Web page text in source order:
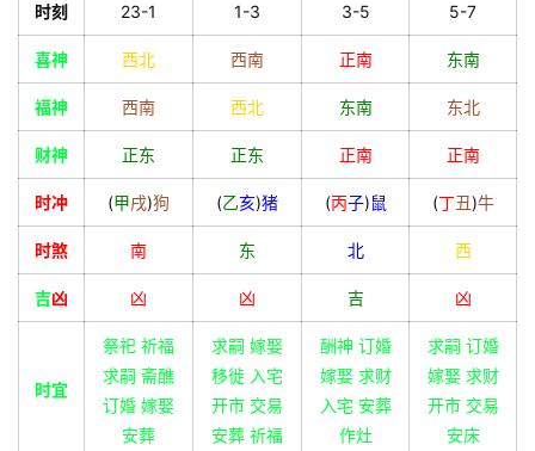
时刻 23-1 1-3 3-5 5-7
喜神 西北 西南 正南 东南
福神 西南 西北 东南 东北
财神 正东 正东 正南 正南
时冲 (甲戌)狗 (乙亥)猪 (丙子)鼠 (丁丑)牛
时煞 南 东 北 西
吉凶 凶 凶 吉 凶
时宜
祭祀 祈福
求嗣 斋醮
订婚 嫁娶
安葬
求嗣 嫁娶
移徙 入宅
开市 交易
安葬 祈福
酬神 订婚
嫁娶 求财
入宅 安葬
作灶
求嗣 订婚
嫁娶 求财
开市 交易
安床